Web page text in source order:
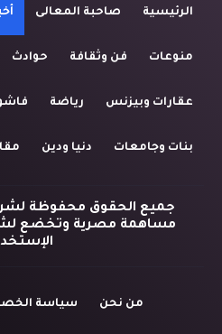
الرئيسية صاحبة المعالى
منوعات فن وثقافة حوادث
عقارات وبيزنس رياضة
بنات وجامعات دنيا ودين
جميع الحقوق محفوظة
مساهمة مصرية وتخضع
من نحن سياسة